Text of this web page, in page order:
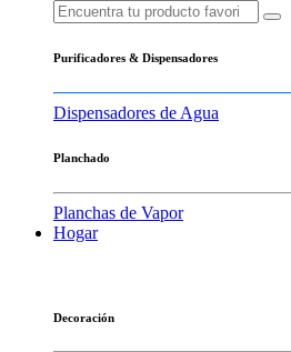
Purificadores & Dispensadores
Dispensadores de Agua
Planchado
Planchas de Vapor
Hogar
Decoración